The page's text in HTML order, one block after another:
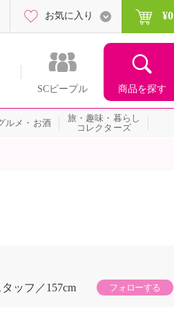
SCピープル 商品を探す
お気に入り ¥0
ルメ・お酒
旅・趣味・暮らし
コレクターズ
ッフ
157cm フォローする